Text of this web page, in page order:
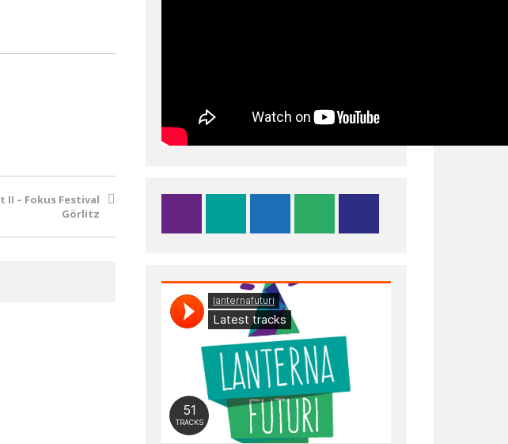
II – Fokus Festival
Görlitz